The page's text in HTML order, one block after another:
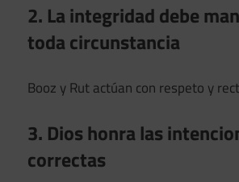
2. La integridad debe
toda circunstancia
Booz y Rut actúan con respeto y
3. Dios honra las
correctas